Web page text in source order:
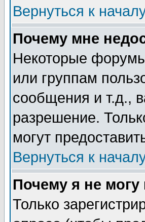
Вернуться к
Почему мне
Некоторые
или группам
сообщения и т.д.,
разрешение.
могут
Вернуться к
Почему я не могу
Только